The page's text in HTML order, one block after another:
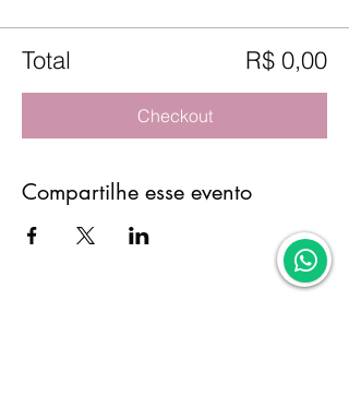
Total R$ 0,00
Checkout
Compartilhe esse evento
0